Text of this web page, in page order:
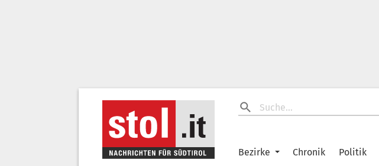
Bezirke Chronik Politik